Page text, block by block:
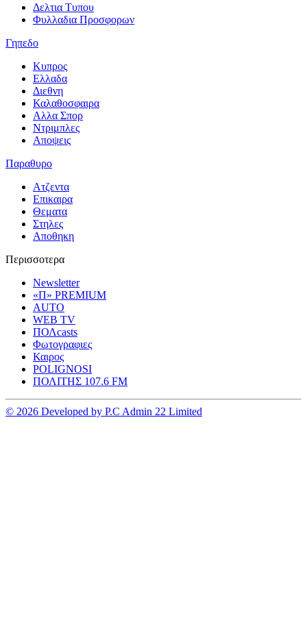
Δελτια Τυπου
Φυλλαδια Προσφορων
Γηπεδο
Κυπρος
Ελλαδα
Διεθνη
Καλαθοσφαιρα
Αλλα Σπορ
Ντριμπλες
Αποψεις
Παραθυρο
Ατζεντα
Επικαιρα
Θεματα
Στηλες
Αποθηκη
Περισσοτερα
Newsletter
«Π» PREMIUM
AUTO
WEB TV
ΠΟΛcasts
Φωτογραφιες
Καιρος
POLIGNOSI
ΠΟΛΙΤΗΣ 107.6 FM
© 2026 Developed by P.C Admin 22 Limited